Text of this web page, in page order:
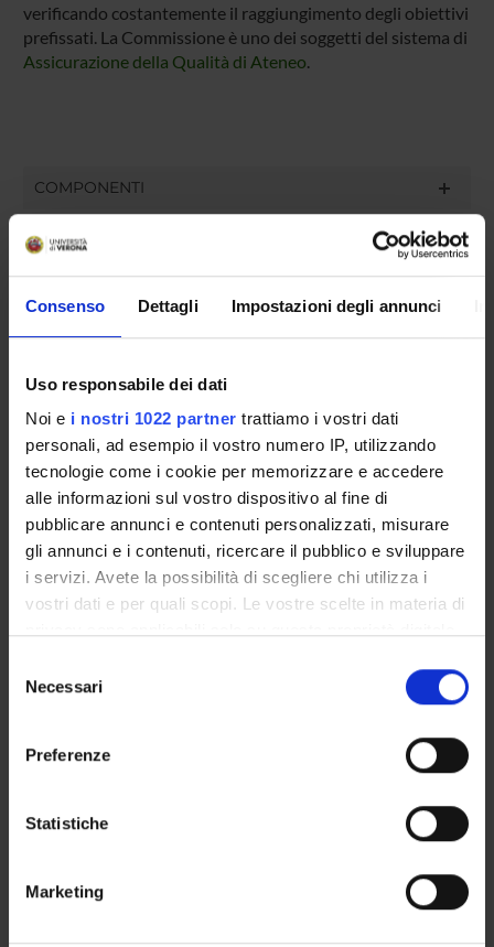
Consenso Dettagli Impostazioni degli annunci
Uso responsabile dei dati
Noi e i nostri 1022 partner trattiamo i vostri dati
personali, ad esempio il vostro numero IP, utilizzando
tecnologie come i cookie per memorizzare e accedere
alle informazioni sul vostro dispositivo al fine di
pubblicare annunci e contenuti personalizzati, misurare
gli annunci e i contenuti, ricercare il pubblico e sviluppare
i servizi. Avete la possibilità di scegliere chi utilizza i
vostri dati e per quali scopi. Le vostre scelte in materia di
modificare o revocare il proprio consenso in qualsiasi
momento dalla Dichiarazione sui cookie o facendo clic
raccogliere informazioni sulla tua posizione
geografica, con un'approssimazione di qualche
Identificare il tuo dispositivo, scansionandolo
delNecessari
Preferenze
Statistiche
Marketing
verificando costantemente il raggiungimento degli obiettivi
prefissati. La Commissione è uno dei soggetti del sistema di
Assicurazione della Qualità di Ateneo.
COMPONENTI
Cristina Bombieri
Componente
Massimiliano Perduca
Componente
Desirée Piscioneri
Componente
Componente
SEDUTE E VERBALI
COMMISSIONI
STRUTTURE DEL DIPARTIMENTO